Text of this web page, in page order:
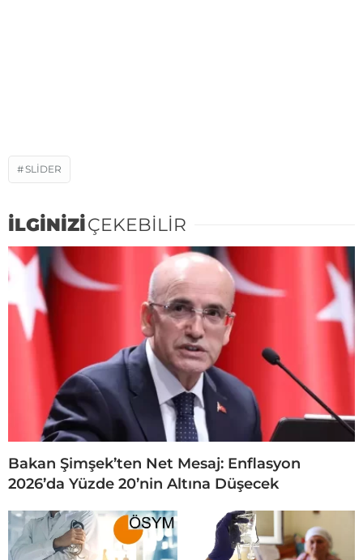
SLIDER
İLGİNİZİÇEKEBİLİR
Bakan Şimşek’ten Net Mesaj: Enflasyon
2026’da Yüzde 20’nin Altına Düşecek